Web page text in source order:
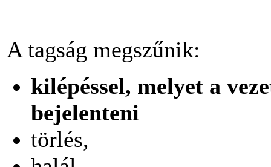
A tagság megszűnik:
kilépéssel, melyet a
bejelenteni
törlés,